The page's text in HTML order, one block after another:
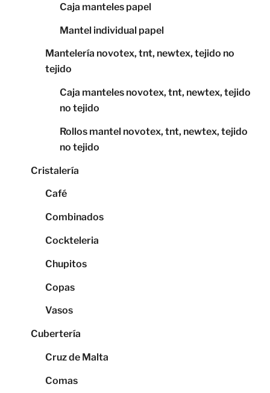
Caja manteles papel
Mantel individual papel
Mantelería novotex, tnt, newtex, tejido no
tejido
Caja manteles novotex, tnt, newtex, tejido
no tejido
Rollos mantel novotex, tnt, newtex, tejido
no tejido
Cristalería
Café
Combinados
Cockteleria
Chupitos
Copas
Vasos
Cubertería
Cruz de Malta
Comas